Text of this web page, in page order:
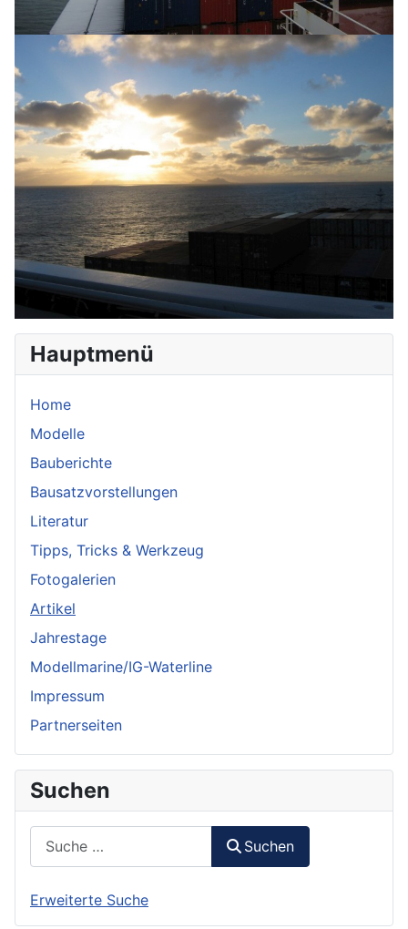
Hauptmenü
Home
Modelle
Bauberichte
Bausatzvorstellungen
Literatur
Tipps, Tricks & Werkzeug
Fotogalerien
Artikel
Jahrestage
Modellmarine/IG-Waterline
Impressum
Partnerseiten
Suchen
Suchen
Erweiterte Suche